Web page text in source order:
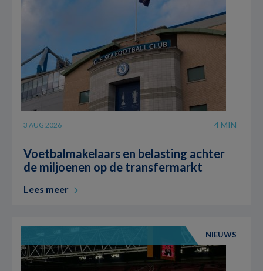
3 AUG 2026 4 MIN
Voetbalmakelaars en belasting achter
de miljoenen op de transfermarkt
Lees meer
NIEUWS